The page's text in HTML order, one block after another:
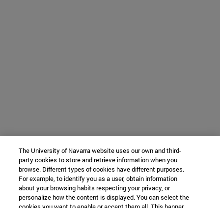
The University of Navarra website uses our own and third-
party cookies to store and retrieve information when you
browse. Different types of cookies have different purposes.
For example, to identify you as a user, obtain information
about your browsing habits respecting your privacy, or
personalize how the content is displayed. You can select the